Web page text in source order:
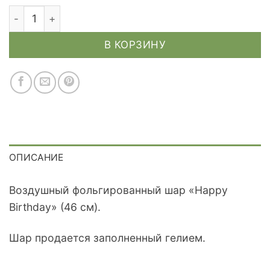
Количество товара Воздушный
В КОРЗИНУ
ОПИСАНИЕ
Воздушный фольгированный шар «Happy
Birthday» (46 см).
Шар продается заполненный гелием.